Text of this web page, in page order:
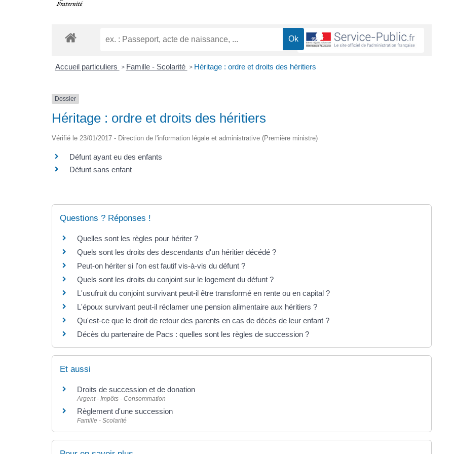
Accueil particuliers > Famille - Scolarité > Héritage : ordre et droits des héritiers
Dossier
Héritage : ordre et droits des héritiers
Vérifié le 23/01/2017 - Direction de l'information légale et administrative (Première ministre)
Défunt ayant eu des enfants
Défunt sans enfant
Questions ? Réponses !
Quelles sont les règles pour hériter ?
Quels sont les droits des descendants d'un héritier décédé ?
Peut-on hériter si l'on est fautif vis-à-vis du défunt ?
Quels sont les droits du conjoint sur le logement du défunt ?
L'usufruit du conjoint survivant peut-il être transformé en rente ou en capital ?
L'époux survivant peut-il réclamer une pension alimentaire aux héritiers ?
Qu'est-ce que le droit de retour des parents en cas de décès de leur enfant ?
Décès du partenaire de Pacs : quelles sont les règles de succession ?
Et aussi
Droits de succession et de donation
Argent - Impôts - Consommation
Règlement d'une succession
Famille - Scolarité